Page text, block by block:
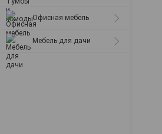
Офисная мебель
Мебель для дачи